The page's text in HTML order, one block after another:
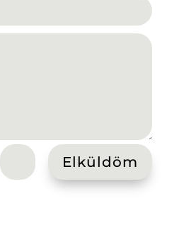
Elküldöm